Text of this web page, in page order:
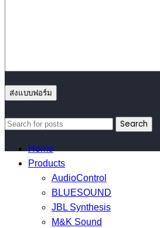
Search
Home
Products
AudioControl
BLUESOUND
JBL Synthesis
M&K Sound